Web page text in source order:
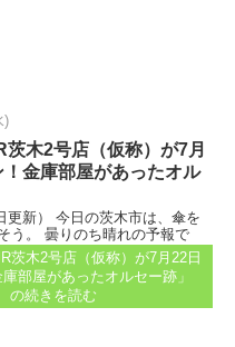
)
茨木2号店（仮称）が7月
金庫部屋があったオル
更新） 今日の茨木市は、傘を
う。 曇りのち晴れの予報で
日よりは少し高く、31℃...
茨木2号店（仮称）が7月22日
部屋があったオルセー跡」
の続きを読む